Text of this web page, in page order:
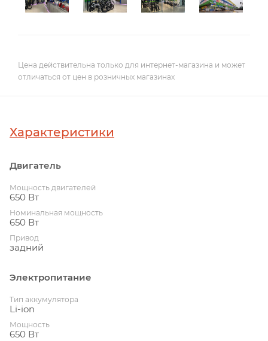
Цена действительна только для интернет-магазина и может
отличаться от цен в розничных магазинах
Характеристики
Двигатель
Мощность двигателей
650 Вт
Номинальная мощность
650 Вт
Привод
задний
Электропитание
Тип аккумулятора
Li-ion
Мощность
650 Вт